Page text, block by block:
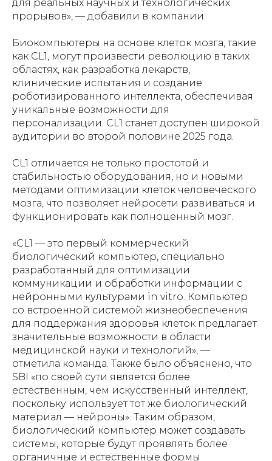
для реальных научных и технологических
прорывов», — добавили в компании.
Биокомпьютеры на основе клеток мозга, такие
как CL1, могут произвести революцию в таких
областях, как разработка лекарств,
клинические испытания и создание
роботизированного интеллекта, обеспечивая
уникальные возможности для
персонализации. CL1 станет доступен широкой
аудитории во второй половине 2025 года.
CL1 отличается не только простотой и
стабильностью оборудования, но и новыми
методами оптимизации клеток человеческого
мозга, что позволяет нейросети развиваться и
функционировать как полноценный мозг.
«CL1 — это первый коммерческий
биологический компьютер, специально
разработанный для оптимизации
коммуникации и обработки информации с
нейронными культурами in vitro. Компьютер
со встроенной системой жизнеобеспечения
для поддержания здоровья клеток предлагает
значительные возможности в области
медицинской науки и технологий», —
отметила команда. Также было объяснено, что
SBI «по своей сути является более
естественным, чем искусственный интеллект,
поскольку использует тот же биологический
материал — нейроны». Таким образом,
биологический компьютер может создавать
системы, которые будут проявлять более
органичные и естественные формы